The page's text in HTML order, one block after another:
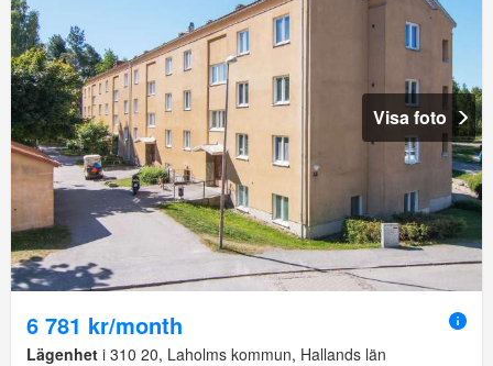
Visa foto
6 781 kr/month
Lägenhet i 310 20, Laholms kommun, Hallands län